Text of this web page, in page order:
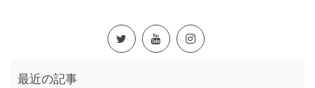
最近の記事